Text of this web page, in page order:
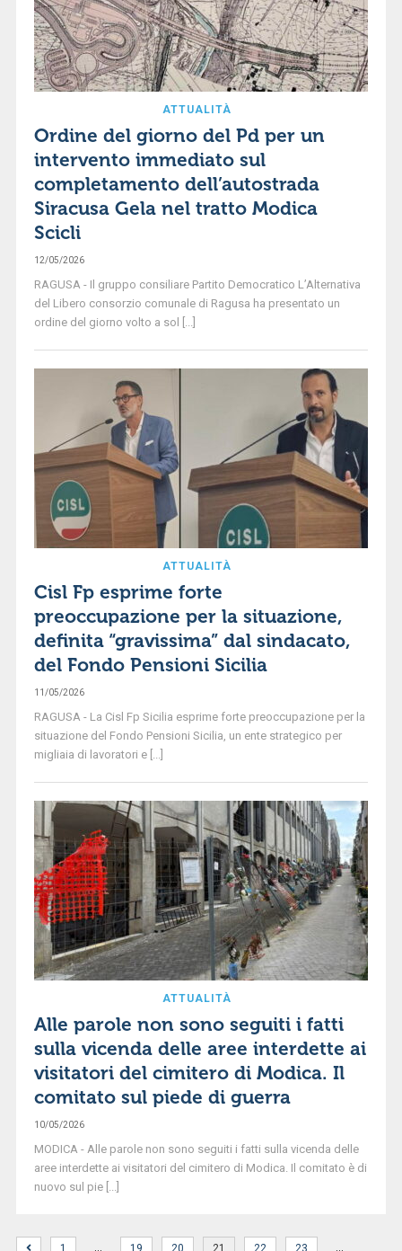
ATTUALITÀ
Ordine del giorno del Pd per un
intervento immediato sul
completamento dell’autostrada
Siracusa Gela nel tratto Modica
Scicli
12/05/2026
RAGUSA - Il gruppo consiliare Partito Democratico L’Alternativa
del Libero consorzio comunale di Ragusa ha presentato un
ordine del giorno volto a sol [...]
ATTUALITÀ
Cisl Fp esprime forte
preoccupazione per la situazione,
definita “gravissima” dal sindacato,
del Fondo Pensioni Sicilia
11/05/2026
RAGUSA - La Cisl Fp Sicilia esprime forte preoccupazione per la
situazione del Fondo Pensioni Sicilia, un ente strategico per
migliaia di lavoratori e [...]
ATTUALITÀ
Alle parole non sono seguiti i fatti
sulla vicenda delle aree interdette ai
visitatori del cimitero di Modica. Il
comitato sul piede di guerra
10/05/2026
MODICA - Alle parole non sono seguiti i fatti sulla vicenda delle
aree interdette ai visitatori del cimitero di Modica. Il comitato è di
nuovo sul pie [...]
1 … 19 20 21 22 23 …